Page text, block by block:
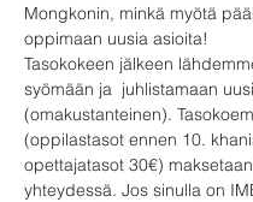
Mongkonin, minkä myötä
oppimaan uusia asioita!
Tasokokeen jälkeen
syömään ja  juhlistamaan
(omakustanteinen).
(oppilastasot ennen 10.
opettajatasot 30€)
yhteydessä. Jos sinulla on